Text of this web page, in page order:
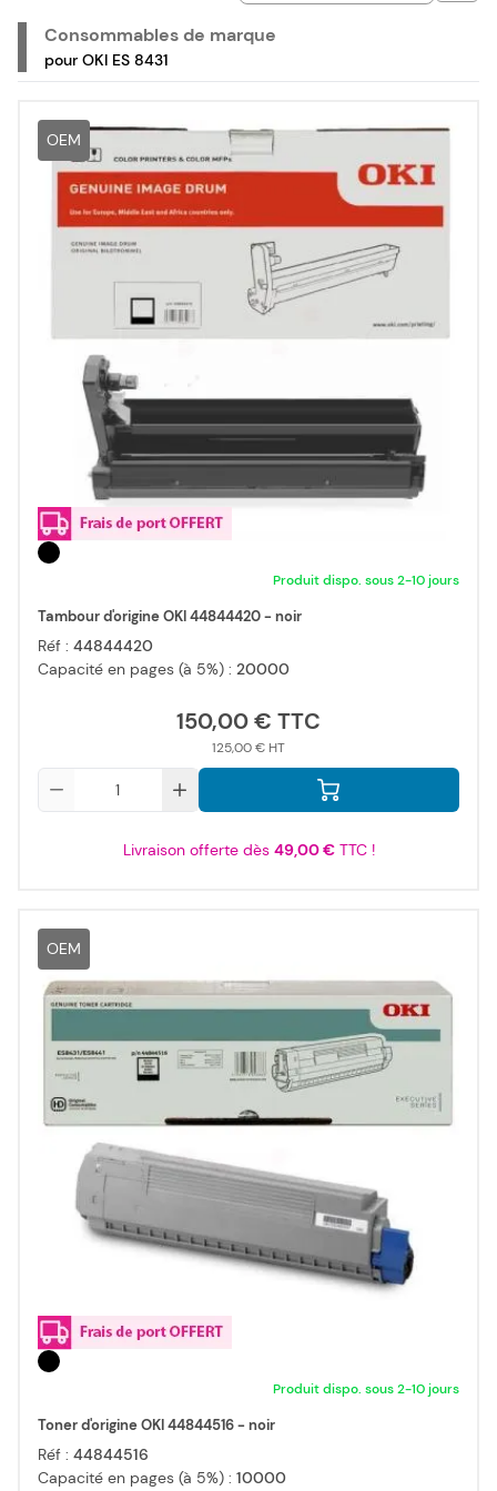
Consommables de marque
pour OKI ES 8431
OEM
Produit dispo. sous 2-10 jours
Tambour d'origine OKI 44844420 - noir
Réf : 44844420
Capacité en pages (à 5%) : 20000
150,00 €
125,00 €
Livraison offerte dès 49,00 €TTC !
OEM
Produit dispo. sous 2-10 jours
Toner d'origine OKI 44844516 - noir
Réf : 44844516
Capacité en pages (à 5%) : 10000